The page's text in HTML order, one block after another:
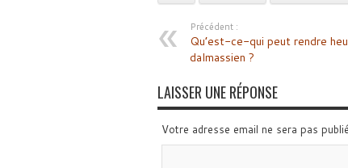
Précédent :
Qu’est-ce-qui peut rendre
dalmassien ?
LAISSER UNE RÉPONSE
Votre adresse email ne sera pas